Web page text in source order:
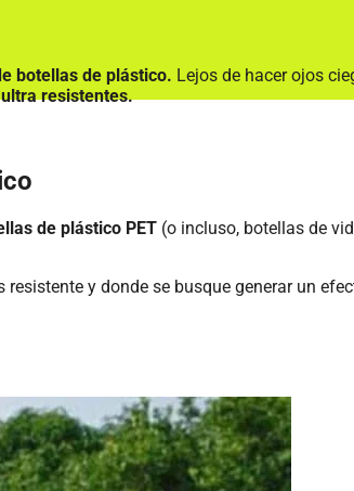
botellas de plástico. Lejos de hacer ojos
resistentes.
de plástico PET (o incluso, botellas de
y donde se busque generar un